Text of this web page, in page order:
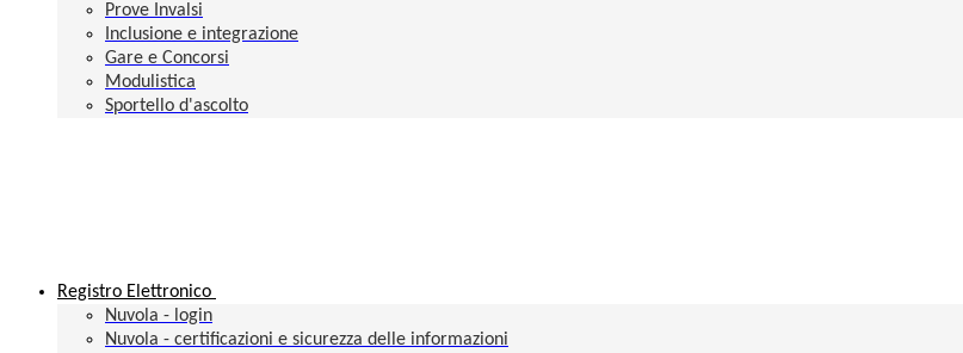
Prove Invalsi
Inclusione e integrazione
Gare e Concorsi
Modulistica
Sportello d'ascolto
Registro Elettronico
Nuvola - login
Nuvola - certificazioni e sicurezza delle informazioni